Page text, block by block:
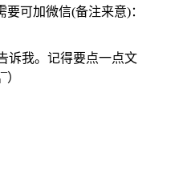
可加微信(备注来意)：
诉我。记得要点一点文
）